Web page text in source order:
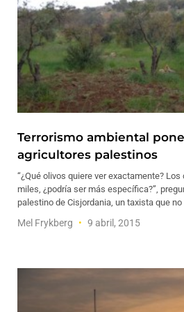
Terrorismo ambiental
agricultores palestinos
“¿Qué olivos quiere ver exactamente?
miles, ¿podría ser más específica?”,
palestino de Cisjordania, un taxista que
Mel Frykberg 9 abril, 2015